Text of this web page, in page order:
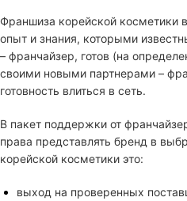
Франшиза корейской косметики
опыт и знания, которыми
– франчайзер, готов (на
своими новыми партнерами –
готовность влиться в сеть.
В пакет поддержки от
права представлять бренд в
корейской косметики это:
выход на проверенных